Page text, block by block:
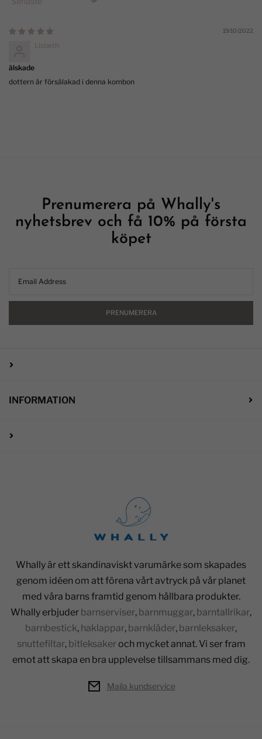
Sort by
19/10/2022
Lisbeth
älskade
dottern är försälakad i denna kombon
Prenumerera på Whally's
nyhetsbrev och få 10% på första
köpet
PRENUMERERA
Whally är ett skandinaviskt varumärke som skapades
genom idéen om att förena vårt avtryck på vår planet
med våra barns framtid genom hållbara produkter.
Whally erbjuder barnserviser, barnmuggar, barntallrikar,
barnbestick, haklappar, barnkläder, barnleksaker,
snuttefiltar, bitleksakeroch mycket annat. Vi ser fram
emot att skapa en bra upplevelse tillsammans med dig.
Maila kundservice
INFORMATION